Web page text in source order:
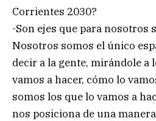
Corrientes 2030?
-Son ejes que para nosotros
Nosotros somos el único
decir a la gente, mirándole a
vamos a hacer, cómo lo
somos los que lo vamos a
nos posiciona de una